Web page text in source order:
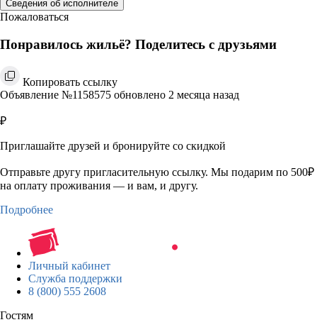
Сведения об исполнителе
Пожаловаться
Понравилось жильё? Поделитесь с друзьями
Копировать ссылку
Объявление №1158575 обновлено 2 месяца назад
₽
Приглашайте друзей и бронируйте со скидкой
Отправьте другу пригласительную ссылку. Мы подарим по 500₽
на оплату проживания — и вам, и другу.
Подробнее
Личный кабинет
Служба поддержки
8 (800) 555 2608
Гостям